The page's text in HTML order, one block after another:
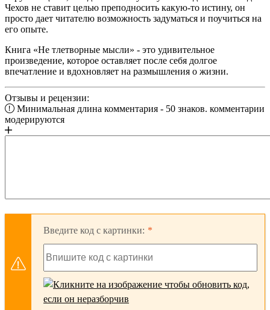
Чехов не ставит целью преподносить какую-то истину, он
просто дает читателю возможность задуматься и поучиться на
его опыте.
Книга «Не тлетворные мысли» - это удивительное
произведение, которое оставляет после себя долгое
впечатление и вдохновляет на размышления о жизни.
Отзывы и рецензии:
Минимальная длина комментария - 50 знаков. комментарии
модерируются
Введите код с картинки: